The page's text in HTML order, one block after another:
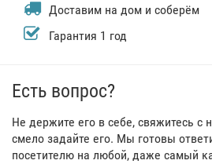
Доставим на дом и соберём
Гарантия 1 год
Есть вопрос?
Не держите его в себе, свяжитесь с
смело задайте его. Мы готовы
посетителю на любой, даже самый